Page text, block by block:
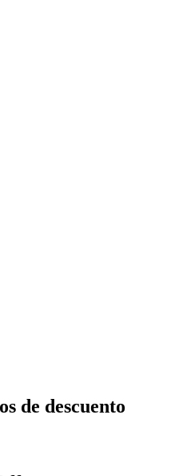
de descuento